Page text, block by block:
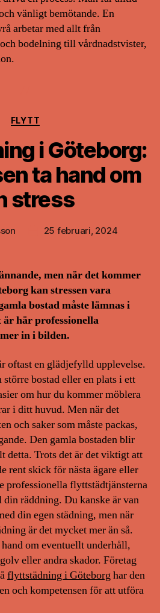
vänligt bemötande. En
arbetar med allt från
bodelning till vårdnadstvister,
Kategorier
FLYTT
i Göteborg:
ta hand om
stress
Inläggsdatum
25 februari, 2024
men när det kommer
kan stressen vara
bostad måste lämnas i
här professionella
in i bilden.
oftast en glädjefylld upplevelse.
bostad eller en plats i ett
om hur du kommer möblera
i ditt huvud. Men när det
och saker som måste packas,
Den gamla bostaden blir
detta. Trots det är det viktigt att
rent skick för nästa ägare eller
professionella flyttstädtjänsterna
räddning. Du kanske är van
din egen städning, men när
är det mycket mer än så.
om eventuellt underhåll,
eller andra skador. Företag
flyttstädning i Göteborghar den
och kompetensen för att utföra